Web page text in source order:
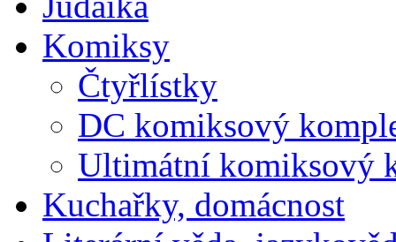
Komiksy
Čtyřlístky
DC komiksový
Ultimátní komiksový
Kuchařky, domácnost